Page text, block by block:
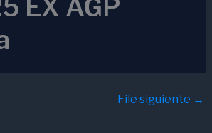
EX AGP
File siguiente →